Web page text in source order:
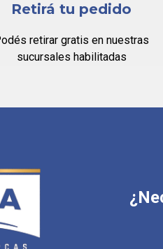
Retirá tu pedido
retirar gratis en nuestras
sucursales habilitadas